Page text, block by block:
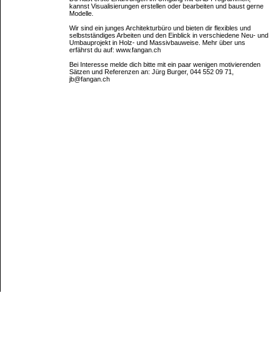
kannst Visualisierungen erstellen oder bearbeiten und baust gerne
Modelle.
Wir sind ein junges Architekturbüro und bieten dir flexibles und
selbstständiges Arbeiten und den Einblick in verschiedene Neu- und
Umbauprojekt in Holz- und Massivbauweise. Mehr über uns
erfährst du auf: www.fangan.ch
Bei Interesse melde dich bitte mit ein paar wenigen motivierenden
Sätzen und Referenzen an: Jürg Burger, 044 552 09 71,
jb@fangan.ch